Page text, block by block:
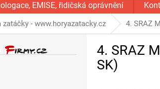
EMISE, řidičská oprávnění
zatáčky - www.horyazatacky.cz 4. SRAZ
4. SRAZ
SK)